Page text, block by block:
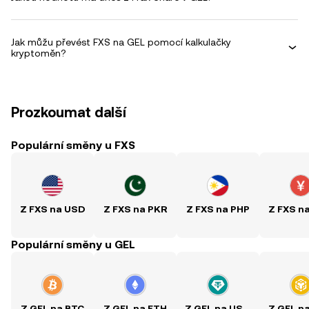
Jak můžu převést FXS na GEL pomocí kalkulačky
kryptoměn?
Prozkoumat další
Populární směny u FXS
Z FXS na USD Z FXS na PKR Z FXS na PHP Z FXS
Populární směny u GEL